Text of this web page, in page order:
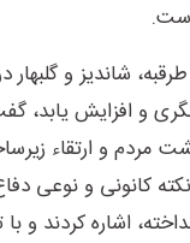
شاندیز و
و افزایش
مردم و ارتقاء
کانونی و نوعی
اشاره کردند و